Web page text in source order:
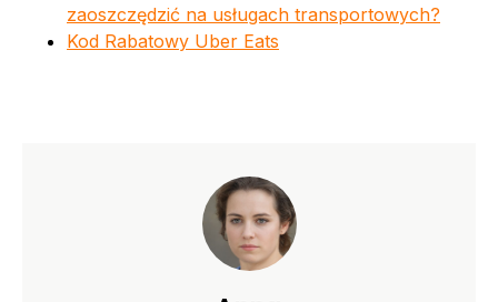
zaoszczędzić na usługach transportowych?
Kod Rabatowy Uber Eats